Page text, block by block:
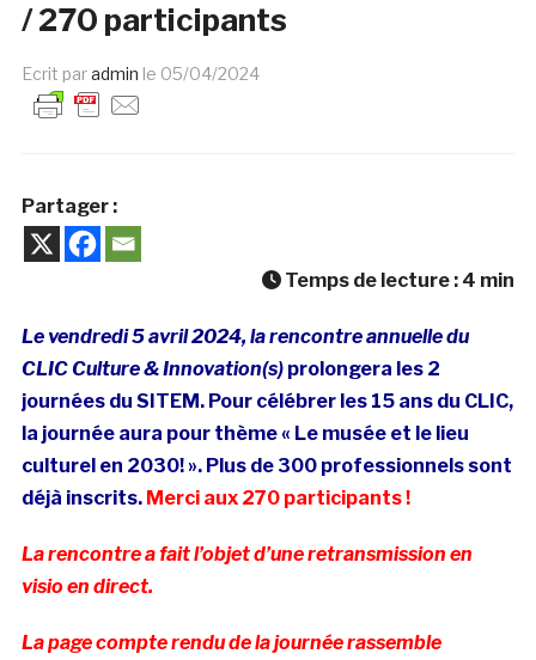
/ 270 participants
Ecrit paradmin le 05/04/2024
Partager :
Temps de lecture : 4 min
Le vendredi 5 avril 2024, la rencontre annuelle du
CLIC Culture & Innovation(s) prolongera les 2
journées du SITEM. Pour célébrer les 15 ans du CLIC,
la journée aura pour thème « Le musée et le lieu
culturel en 2030! ». Plus de 300 professionnels sont
déjà inscrits. Merci aux 270 participants !
La rencontre a fait l’objet d’une retransmission en
visio en direct.
La page compte rendu de la journée rassemble